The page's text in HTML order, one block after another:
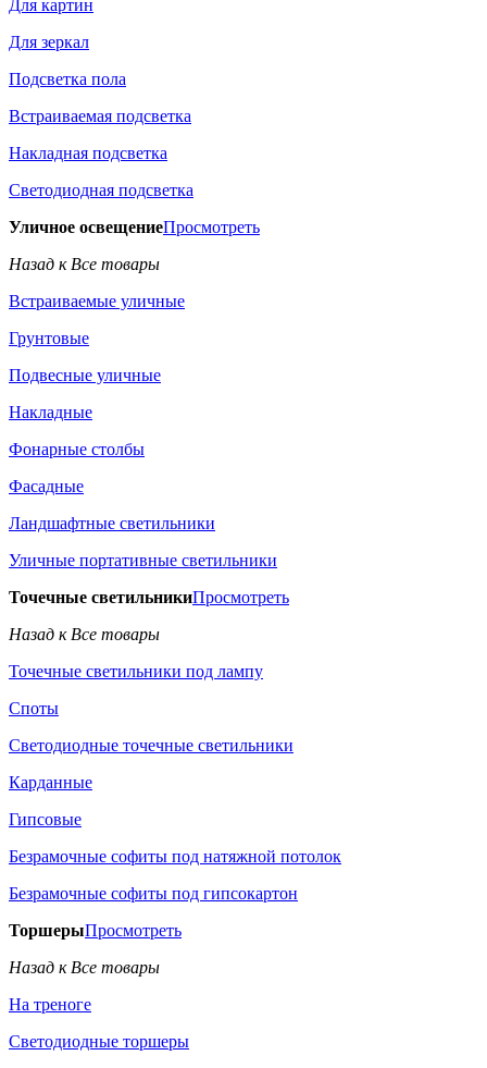
Для картин
Для зеркал
Подсветка пола
Встраиваемая подсветка
Накладная подсветка
Светодиодная подсветка
Уличное освещениеПросмотреть
Назад к Все товары
Встраиваемые уличные
Грунтовые
Подвесные уличные
Накладные
Фонарные столбы
Фасадные
Ландшафтные светильники
Уличные портативные светильники
Точечные светильникиПросмотреть
Назад к Все товары
Точечные светильники под лампу
Споты
Светодиодные точечные светильники
Карданные
Гипсовые
Безрамочные софиты под натяжной потолок
Безрамочные софиты под гипсокартон
ТоршерыПросмотреть
Назад к Все товары
На треноге
Светодиодные торшеры